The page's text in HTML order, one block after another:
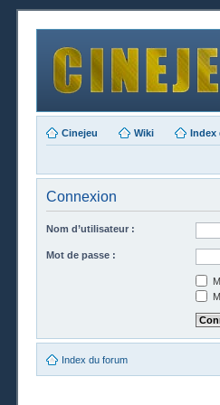
Cinejeu Wiki Index
Connexion
Nom d’utilisateur :
Mot de passe :
Index du forum